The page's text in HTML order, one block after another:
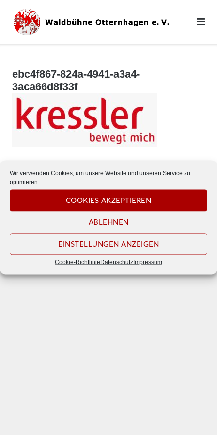
Wir verwenden Cookies, um unsere Website und unseren Service zu
optimieren.
COOKIES AKZEPTIEREN
ABLEHNEN
EINSTELLUNGEN ANZEIGEN
Cookie-RichtlinieDatenschutzImpressum
Inhalt
ebc4f867-824a-4941-a3a4-
3aca66d8f33f
© 2026Waldbühne Otternhagen e. V.